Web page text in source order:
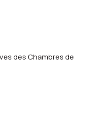
des Chambres de